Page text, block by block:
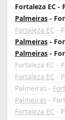
Fortaleza EC -
Palmeiras -
Fortaleza EC -
Palmeiras -
Palmeiras -
Fortaleza EC -
Fortaleza EC -
Palmeiras -
Palmeiras -
Fortaleza EC -